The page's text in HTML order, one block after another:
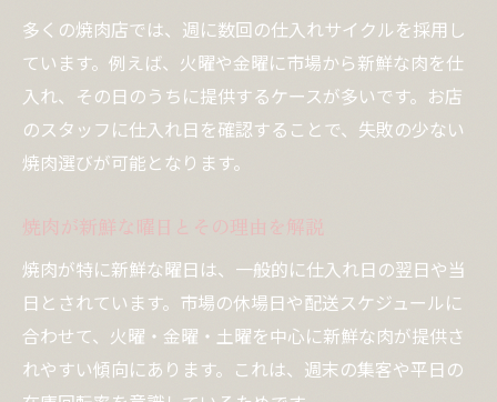
多くの焼肉店では、週に数回の仕入れサイクルを採用し
ています。例えば、火曜や金曜に市場から新鮮な肉を仕
入れ、その日のうちに提供するケースが多いです。お店
のスタッフに仕入れ日を確認することで、失敗の少ない
焼肉選びが可能となります。
焼肉が新鮮な曜日とその理由を解説
焼肉が特に新鮮な曜日は、一般的に仕入れ日の翌日や当
日とされています。市場の休場日や配送スケジュールに
合わせて、火曜・金曜・土曜を中心に新鮮な肉が提供さ
れやすい傾向にあります。これは、週末の集客や平日の